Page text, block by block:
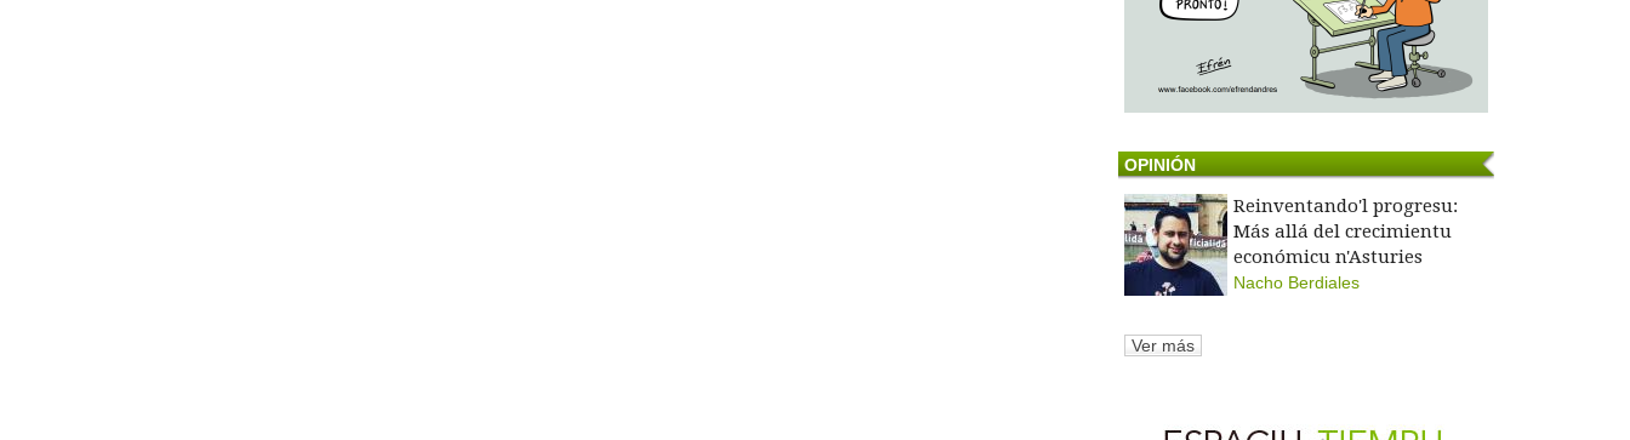
OPINIÓN
Reinventando'l progresu:
Más allá del crecimientu
económicu n'Asturies
Nacho Berdiales
Ver más